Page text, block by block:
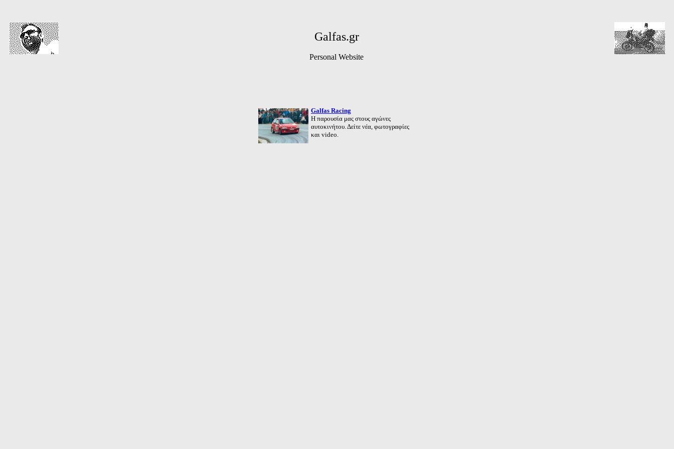
Galfas.gr
Personal Website
Galfas Racing
Η παρουσία μας στους αγώνες
αυτοκινήτου. Δείτε νέα, φωτογραφίες
και video.